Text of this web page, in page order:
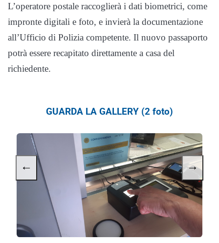
L’operatore postale raccoglierà i dati biometrici, come
impronte digitali e foto, e invierà la documentazione
all’Ufficio di Polizia competente. Il nuovo passaporto
potrà essere recapitato direttamente a casa del
richiedente.
GUARDA LA GALLERY (2 foto)
← →